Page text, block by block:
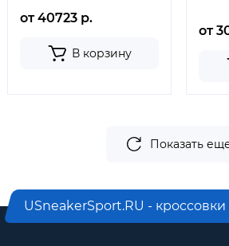
от 40723 р.
В корзину
от
Показать
USneakerSport.RU -